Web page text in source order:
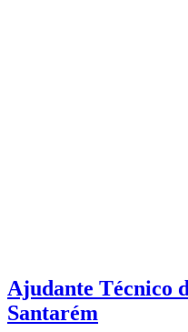
Ajudante Técnico
Santarém